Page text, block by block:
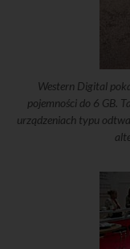
Western Digital
pojemności do 6 GB.
urządzeniach typu